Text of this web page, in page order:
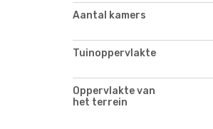
Aantal kamers
Tuinoppervlakte
Oppervlakte van
het terrein